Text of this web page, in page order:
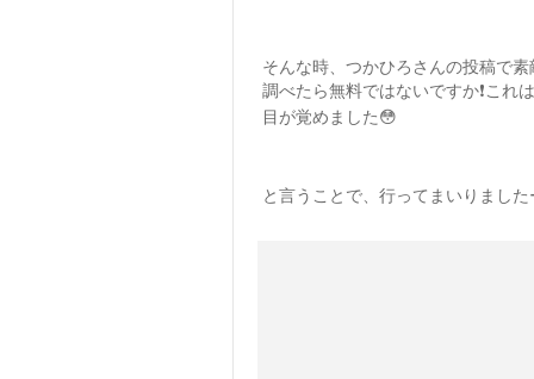
そんな時、つかひろさんの投稿で
調べたら無料ではないですか❗️これは
目が覚めました😳
と言うことで、行ってまいりました